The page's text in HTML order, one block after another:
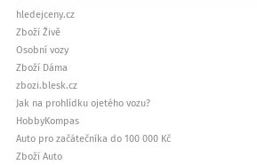
hledejceny.cz
Zboží Živě
Osobní vozy
Zboží Dáma
zbozi.blesk.cz
Jak na prohlídku ojetého vozu?
HobbyKompas
Auto pro začátečníka do 100 000 Kč
Zboží Auto